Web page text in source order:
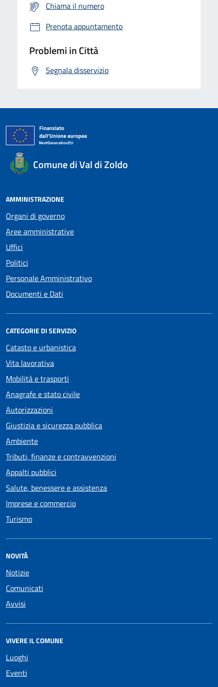
Chiama il numero
Prenota appuntamento
Problemi in Città
Segnala disservizio
Comune di Val di Zoldo
AMMINISTRAZIONE
Organi di governo
Aree amministrative
Uffici
Politici
Personale Amministrativo
Documenti e Dati
CATEGORIE DI SERVIZIO
Catasto e urbanistica
Vita lavorativa
Mobilità e trasporti
Anagrafe e stato civile
Autorizzazioni
Giustizia e sicurezza pubblica
Ambiente
Tributi, finanze e contravvenzioni
Appalti pubblici
Salute, benessere e assistenza
Imprese e commercio
Turismo
NOVITÀ
Notizie
Comunicati
Avvisi
VIVERE IL COMUNE
Luoghi
Eventi